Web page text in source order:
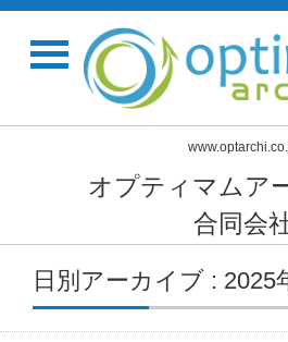
オプティマムア
合同会
日別アーカイブ : 2025